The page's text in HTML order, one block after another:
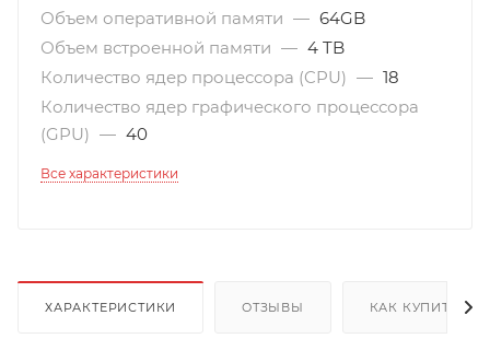
Объем оперативной памяти — 64GB
Объем встроенной памяти — 4 TB
Количество ядер процессора (CPU) — 18
Количество ядер графического процессора
(GPU) — 40
Все характеристики
ХАРАКТЕРИСТИКИ ОТЗЫВЫ КАК КУПИТЬ